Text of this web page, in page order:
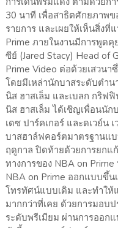
30 นาที เพื่อสาธิตศักยภาพ
รายการ และเผยให้เห็นสิ่ง
Prime ภายในงานมีการพูดคุ
ซีย์ (Jared Stacy) Head of
Prime Video ต่อด้วยเสวนา
โดยมีเหล่านักบาสระดับตำ
นิส ฮาสเล็ม และเบลก กริฟ
นิส ฮาสเล็ม ได้เชิญเพื่อนนัก
เดซ ปาร์คเกอร์ และดเวย์น
บาสฮาล์ฟคอร์ตมาตรฐานแ
ฤดูกาล ปิดท้ายด้วยการยกแ
ทางการของ NBA on
NBA on Prime ออกแบบขึ้
โทรทัศน์แบบเดิม และทำให้
มากกว่าที่เคย ด้วยการมอบ
ระดับพรีเมียม ผ่านการออ